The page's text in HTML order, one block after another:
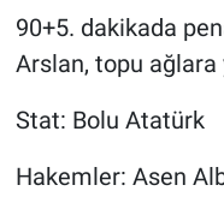
90+5. dakikada
Arslan, topu ağlara
Stat: Bolu Atatürk
Hakemler: Asen